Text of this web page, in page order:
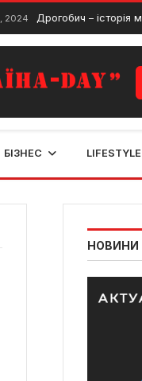
Дрогобич – історія міста та
БІЗНЕС LIFESTYLE
НОВИНИ